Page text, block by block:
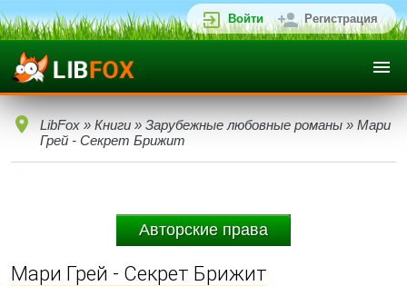
Войти Регистрация
LibFox » Книги » Зарубежные любовные романы » Мари
Грей - Секрет Брижит
Авторские права
Мари Грей - Секрет Брижит